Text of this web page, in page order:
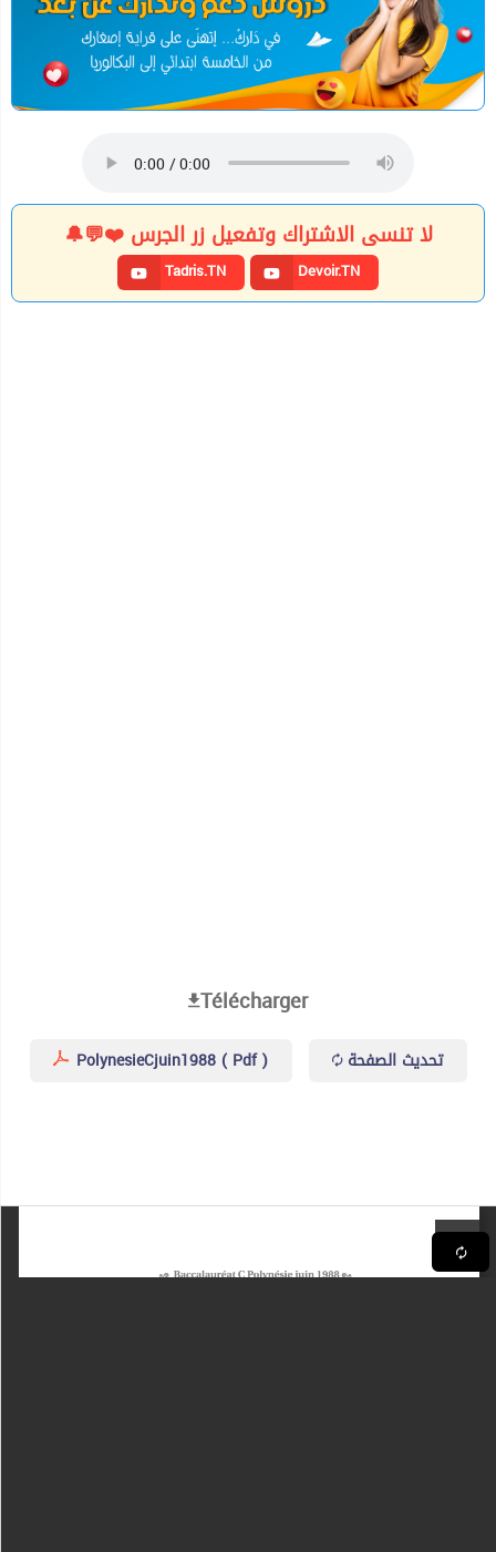
لا تنسى الاشتراك وتفعيل زر الجرس ❤️💬🔔
Tadris.TN Devoir.TN
Télécharger
PolynesieCjuin1988 ( Pdf ) تحديث الصفحة